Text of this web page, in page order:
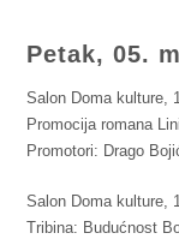
Petak, 05.
Salon Doma kulture,
Promocija romana
Promotori: Drago
Salon Doma kulture,
Tribina: Budućnost